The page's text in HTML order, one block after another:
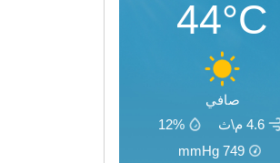
44°C
صافي
4.6 م\ث
12%
749
mmHg